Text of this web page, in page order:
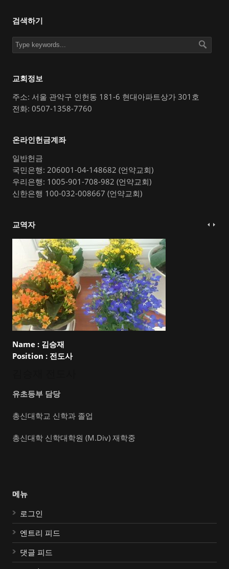
검색하기
교회정보
주소: 서울 관악구 인헌동 181-6 현대아파트상가 301호
전화: 0507-1358-7760
온라인헌금계좌
일반헌금
국민은행: 206001-04-148682 (언약교회)
우리은행: 1005-901-708-982 (언약교회)
신한은행 100-032-008667 (언약교회)
교역자
Name : 김승재
Position : 전도사
유초등부 담당
총신대학교 신학과 졸업
총신대학 신학대학원 (M.Div) 재학중
메뉴
로그인
엔트리 피드
댓글 피드